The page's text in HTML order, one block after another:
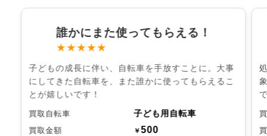
誰かにまた使ってもらえる！
★★★★★
子どもの成長に伴い、自転車を手放すことに。大事
にしてきた自転車を、また誰かに使ってもらえるこ
とが嬉しいです！
買取自転車 子ども用自転車
買取金額 ￥500